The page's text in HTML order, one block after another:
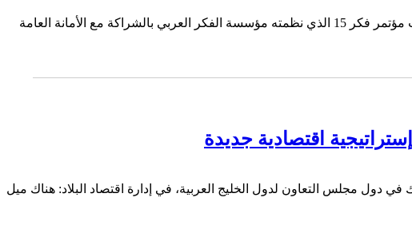
كتب مدير التحرير من أبو ظبي احتضنت العاصمة الإماراتية أبو ظبي خلال الفترة من 12 إلى 14 من شهر ديسمبر الماضي فعاليات مؤتمر فكر 15 الذي نظمته مؤسسة الفكر العربي بالشراكة مع الأمانة العامة
اقتصادية جديدة
دول مجلس التعاون لدول الخليج العربية، في إدارة اقتصاد البلاد: هناك ميل